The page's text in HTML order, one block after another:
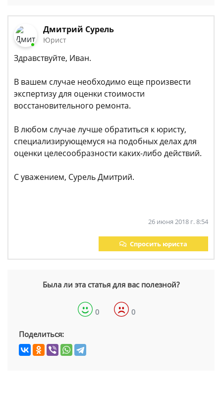
Дмитрий Сурель
Юрист
Здравствуйте, Иван.
В вашем случае необходимо еще произвести
экспертизу для оценки стоимости
восстановительного ремонта.
В любом случае лучше обратиться к юристу,
специализирующемуся на подобных делах для
оценки целесообразности каких-либо действий.
С уважением, Сурель Дмитрий.
26 июня 2018 г. 8:54
Спросить юриста
Была ли эта статья для вас полезной?
0 0
Поделиться: